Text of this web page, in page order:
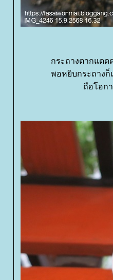
กระถางตากแด
พอหยิบกระถางก็
ถือโอก